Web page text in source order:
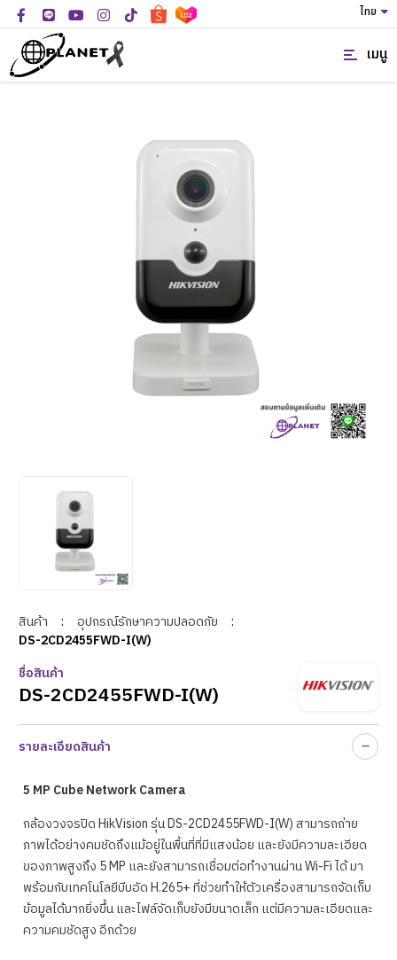
ไทย
เมนู
สินค้า : อุปกรณ์รักษาความปลอดภัย
:
DS-2CD2455FWD-I(W)
ชื่อสินค้า
DS-2CD2455FWD-I(W)
รายละเอียดสินค้า
5 MP Cube Network Camera
กล้องวงจรปิด HikVision รุ่น DS-2CD2455FWD-I(W) สามารถถ่าย
ภาพได้อย่างคมชัดถึงแม้อยู่ในพื้นที่ที่มีแสงน้อย และยังมีความละเอียด
ของภาพสูงถึง 5 MP และยังสามารถเชื่อมต่อทำงานผ่าน Wi-Fi ได้ มา
พร้อมกับเทคโนโลยีบีบอัด H.265+ ที่ช่วยทำให้ตัวเครื่องสามารถจัดเก็บ
ข้อมูลได้มากยิ่งขึ้น และไฟล์จัดเก็บยังมีขนาดเล็ก แต่มีความละเอียดและ
ความคมชัดสูง อีกด้วย